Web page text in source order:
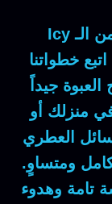
الـIcy
خطواتنا
جيداً
منزلك أو
العطري
ومتساوٍ.
تامة وهدوء